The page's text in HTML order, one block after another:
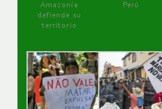
Amazonía
defiende su
territorio
Perú